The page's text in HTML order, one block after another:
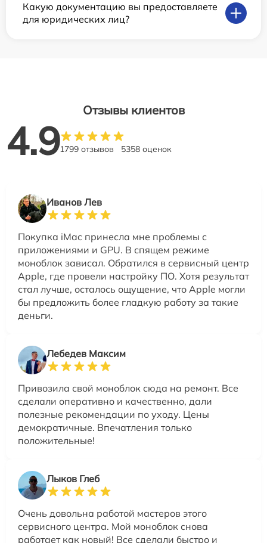
Какую документацию вы предоставляете
для юридических лиц?
Отзывы клиентов
4.91799 отзывов 5358 оценок
Иванов Лев
Покупка iMac принесла мне проблемы с
приложениями и GPU. В спящем режиме
моноблок зависал. Обратился в сервисный центр
Apple, где провели настройку ПО. Хотя результат
стал лучше, осталось ощущение, что Apple могли
бы предложить более гладкую работу за такие
деньги.
Лебедев Максим
Привозила свой моноблок сюда на ремонт. Все
сделали оперативно и качественно, дали
полезные рекомендации по уходу. Цены
демократичные. Впечатления только
положительные!
Лыков Глеб
Очень довольна работой мастеров этого
сервисного центра. Мой моноблок снова
работает как новый! Все сделали быстро и